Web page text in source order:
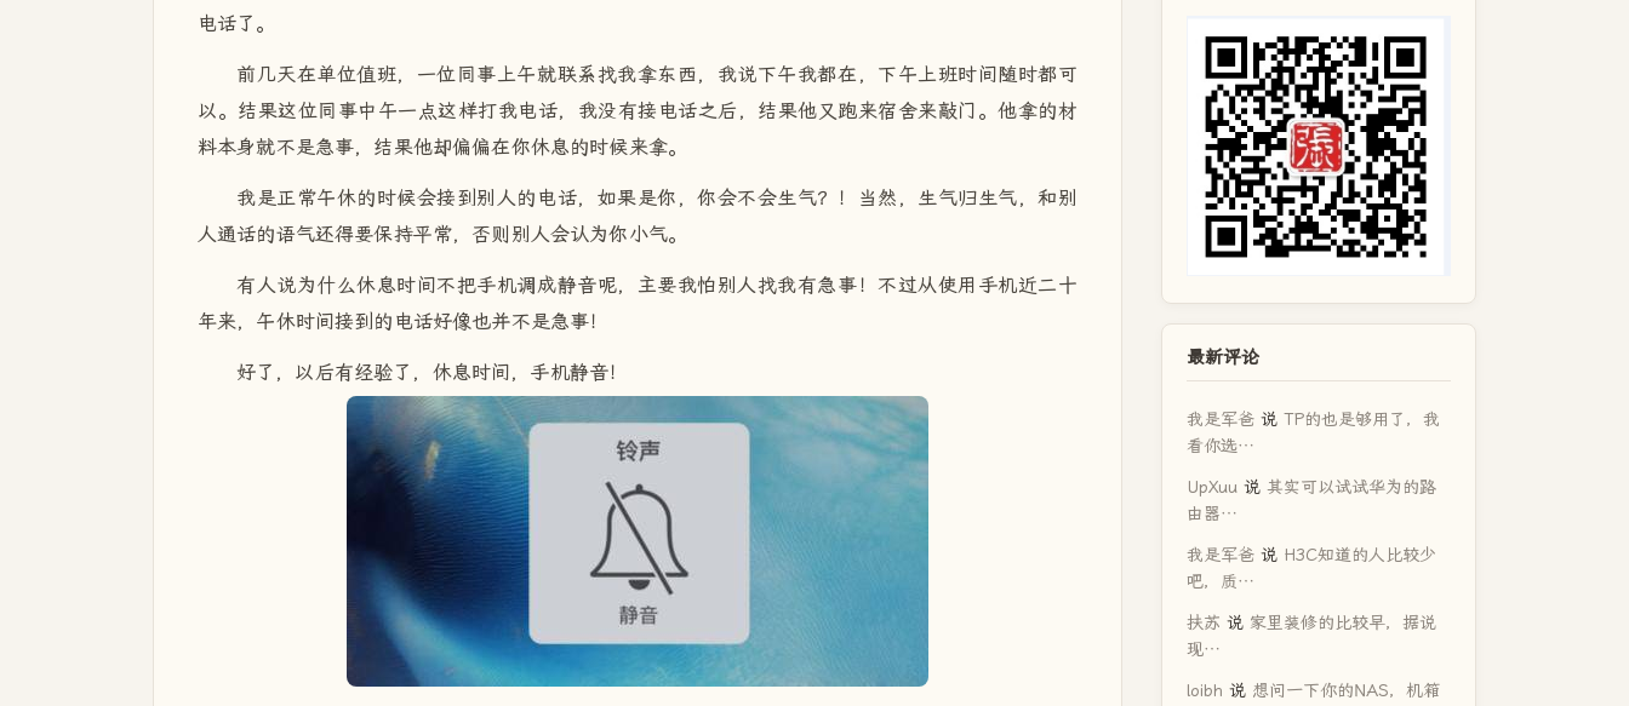
电话了。
前几天在单位值班，一位同事上午就联系找我拿东西，我说下午我都在，下午上班时间随时都可
以。结果这位同事中午一点这样打我电话，我没有接电话之后，结果他又跑来宿舍来敲门。他拿的材
料本身就不是急事，结果他却偏偏在你休息的时候来拿。
我是正常午休的时候会接到别人的电话，如果是你，你会不会生气？！当然，生气归生气，和别
人通话的语气还得要保持平常，否则别人会认为你小气。
有人说为什么休息时间不把手机调成静音呢，主要我怕别人找我有急事！不过从使用手机近二十
年来，午休时间接到的电话好像也并不是急事！
好了，以后有经验了，休息时间，手机静音！
最新评论
我是军爸 说 TP的也是够用了，我
看你选…
UpXuu 说 其实可以试试华为的路
由器…
我是军爸 说 H3C知道的人比较少
吧，质…
扶苏 说 家里装修的比较早，据说
现…
loibh 说 想问一下你的NAS，机箱